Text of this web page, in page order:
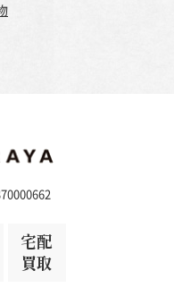
宅配
買取